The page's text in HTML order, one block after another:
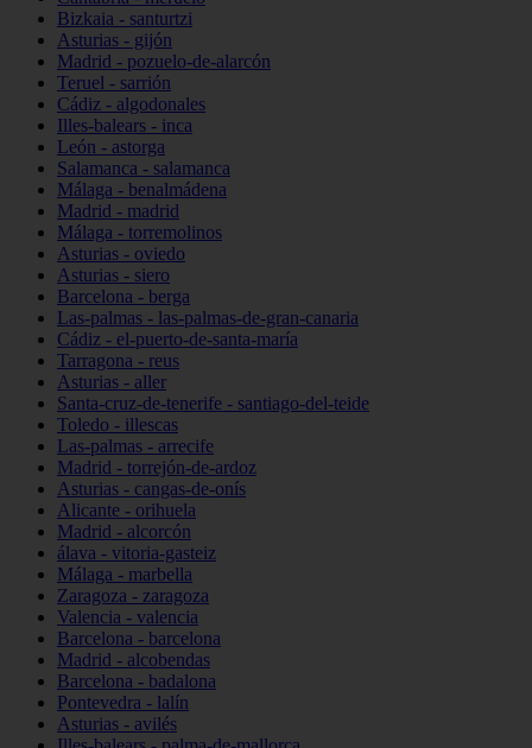
Bizkaia - santurtzi
Asturias - gijón
Madrid - pozuelo-de-alarcón
Teruel - sarrión
Cádiz - algodonales
Illes-balears - inca
León - astorga
Salamanca - salamanca
Málaga - benalmádena
Madrid - madrid
Málaga - torremolinos
Asturias - oviedo
Asturias - siero
Barcelona - berga
Las-palmas - las-palmas-de-gran-canaria
Cádiz - el-puerto-de-santa-maría
Tarragona - reus
Asturias - aller
Santa-cruz-de-tenerife - santiago-del-teide
Toledo - illescas
Las-palmas - arrecife
Madrid - torrejón-de-ardoz
Asturias - cangas-de-onís
Alicante - orihuela
Madrid - alcorcón
álava - vitoria-gasteiz
Málaga - marbella
Zaragoza - zaragoza
Valencia - valencia
Barcelona - barcelona
Madrid - alcobendas
Barcelona - badalona
Pontevedra - lalín
Asturias - avilés